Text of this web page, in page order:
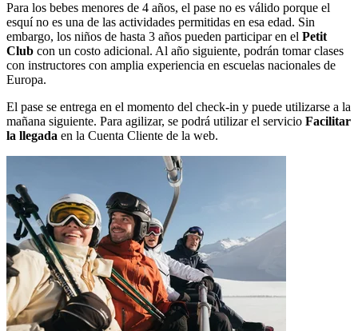
Para los bebes menores de 4 años, el pase no es válido porque el
esquí no es una de las actividades permitidas en esa edad. Sin
embargo, los niños de hasta 3 años pueden participar en el Petit
Club con un costo adicional. Al año siguiente, podrán tomar clases
con instructores con amplia experiencia en escuelas nacionales de
Europa.
El pase se entrega en el momento del check-in y puede utilizarse a la
mañana siguiente. Para agilizar, se podrá utilizar el servicio Facilitar
la llegada en la Cuenta Cliente de la web.